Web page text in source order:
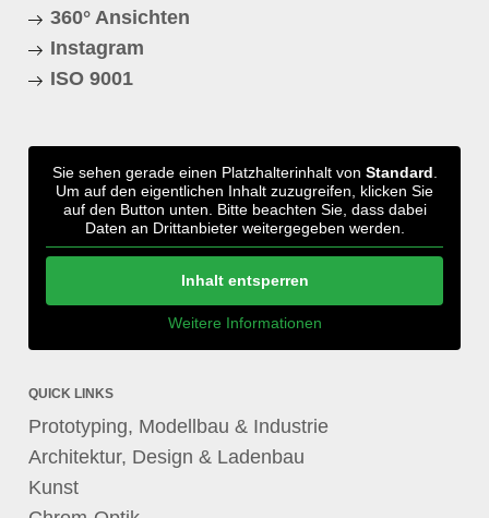
360° Ansichten
Instagram
ISO 9001
Sie sehen gerade einen Platzhalterinhalt von Standard
Um auf den eigentlichen Inhalt zuzugreifen, klicken Sie
auf den Button unten. Bitte beachten Sie, dass dabei
Daten an Drittanbieter weitergegeben werden.
Inhalt entsperren
Weitere Informationen
QUICK LINKS
Prototyping, Modellbau & Industrie
Architektur, Design & Ladenbau
Kunst